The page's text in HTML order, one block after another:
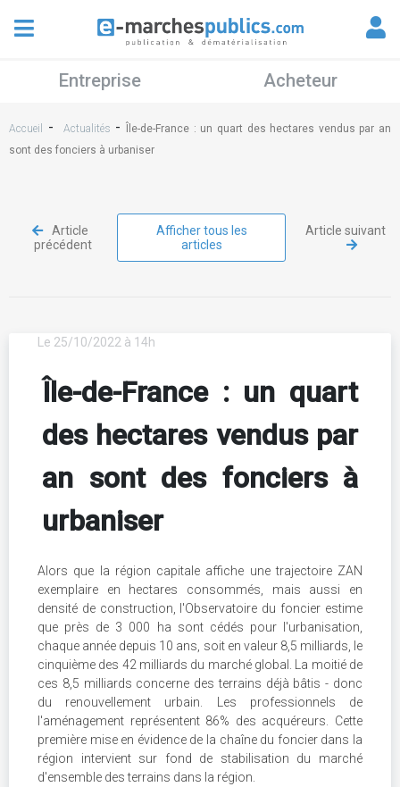
Entreprise Acheteur
Accueil - Actualités - Île-de-France : un quart des hectares vendus par an
sont des fonciers à urbaniser
Article
précédent
Afficher tous les
articles
Article suivant
Le 25/10/2022 à 14h
Île-de-France : un quart
des hectares vendus par
an sont des fonciers à
urbaniser
Alors que la région capitale affiche une trajectoire ZAN
exemplaire en hectares consommés, mais aussi en
densité de construction, l'Observatoire du foncier estime
que près de 3 000 ha sont cédés pour l'urbanisation,
chaque année depuis 10 ans, soit en valeur 8,5 milliards, le
cinquième des 42 milliards du marché global. La moitié de
ces 8,5 milliards concerne des terrains déjà bâtis - donc
du renouvellement urbain. Les professionnels de
l'aménagement représentent 86% des acquéreurs. Cette
première mise en évidence de la chaîne du foncier dans la
région intervient sur fond de stabilisation du marché
d'ensemble des terrains dans la région.